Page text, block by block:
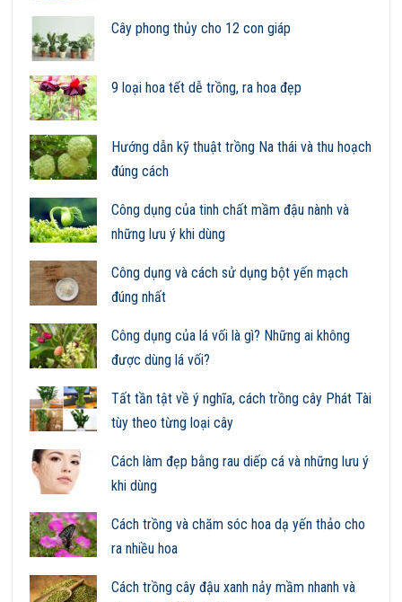
Cây phong thủy cho 12 con giáp
9 loại hoa tết dễ trồng, ra hoa đẹp
Hướng dẫn kỹ thuật trồng Na thái và thu hoạch
đúng cách
Công dụng của tinh chất mầm đậu nành và
những lưu ý khi dùng
Công dụng và cách sử dụng bột yến mạch
đúng nhất
Công dụng của lá vối là gì? Những ai không
được dùng lá vối?
Tất tần tật về ý nghĩa, cách trồng cây Phát Tài
tùy theo từng loại cây
Cách làm đẹp bằng rau diếp cá và những lưu ý
khi dùng
Cách trồng và chăm sóc hoa dạ yến thảo cho
ra nhiều hoa
Cách trồng cây đậu xanh nảy mầm nhanh và